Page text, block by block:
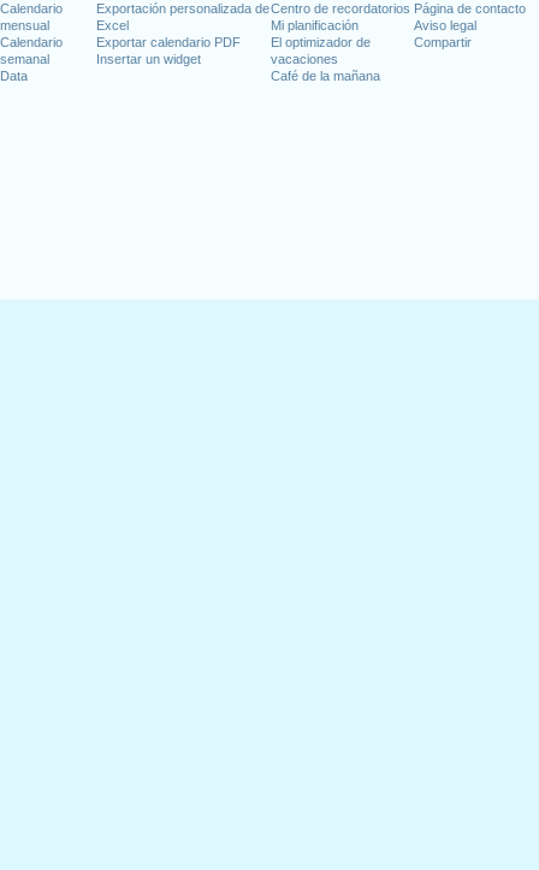
Calendario
mensual
Calendario
semanal
Data
Exportación personalizada de
Excel
Exportar calendario PDF
Insertar un widget
Centro de recordatorios
Mi planificación
El optimizador de
vacaciones
Café de la mañana
Página de contacto
Aviso legal
Compartir